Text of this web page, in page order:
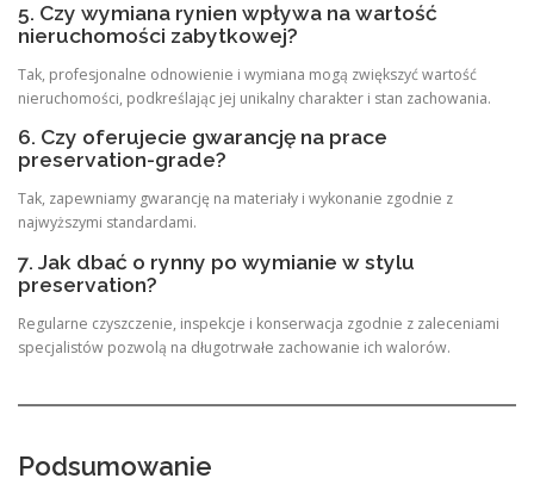
5. Czy wymiana rynien wpływa na wartość
nieruchomości zabytkowej?
Tak, profesjonalne odnowienie i wymiana mogą zwiększyć wartość
nieruchomości, podkreślając jej unikalny charakter i stan zachowania.
6. Czy oferujecie gwarancję na prace
preservation-grade?
Tak, zapewniamy gwarancję na materiały i wykonanie zgodnie z
najwyższymi standardami.
7. Jak dbać o rynny po wymianie w stylu
preservation?
Regularne czyszczenie, inspekcje i konserwacja zgodnie z zaleceniami
specjalistów pozwolą na długotrwałe zachowanie ich walorów.
Podsumowanie